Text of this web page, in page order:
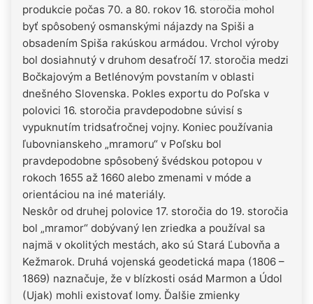
produkcie počas 70. a 80. rokov 16. storočia mohol
byť spôsobený osmanskými nájazdy na Spiši a
obsadením Spiša rakúskou armádou. Vrchol výroby
bol dosiahnutý v druhom desaťročí 17. storočia medzi
Bočkajovým a Betlénovým povstaním v oblasti
dnešného Slovenska. Pokles exportu do Poľska v
polovici 16. storočia pravdepodobne súvisí s
vypuknutím tridsaťročnej vojny. Koniec používania
ľubovnianskeho „mramoru“ v Poľsku bol
pravdepodobne spôsobený švédskou potopou v
rokoch 1655 až 1660 alebo zmenami v móde a
orientáciou na iné materiály.
Neskôr od druhej polovice 17. storočia do 19. storočia
bol „mramor“ dobývaný len zriedka a používal sa
najmä v okolitých mestách, ako sú Stará Ľubovňa a
Kežmarok. Druhá vojenská geodetická mapa (1806 –
1869) naznačuje, že v blízkosti osád Marmon a Údol
(Ujak) mohli existovať lomy. Ďalšie zmienky